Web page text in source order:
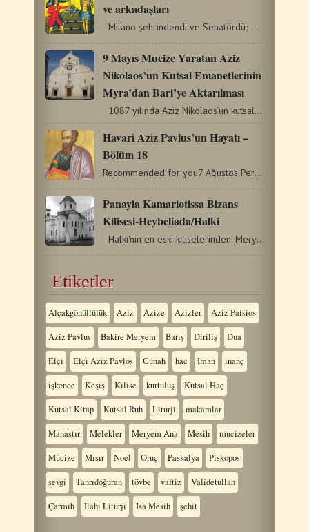
ve arkadaşları
Milano şehrindendi ve Senatördü; Mesih inancı için…
9 Mayıs Mucize Yaratan Aziz
Nikolaos’un Kutsal Emanetlerinin
Myra’dan Bari’ye Aktarılması
1087 yılında Aziz Nikolaos’un kutsal emanetleri Müslümanların…
Havari Aziz Pavlus’un Hayatı –
Bölüm 18
Recommended for you7 Ağustos Persia şehidi Dometius ve 2 öğrencisi6…
Panayia Kamariotissa Bizans
Kilisesi-Heybeliada/Halki
Halki'nin en eski kiliselerinden. Meryem Ana'ya ithaf edilmiş.…
Etiketler
Alçakgönüllülük Aziz Azize Azizler Aziz Paisios
Aziz Pavlus Bakire Meryem Barış Diriliş Dua
Elçi Elçi Aziz Pavlos Günah hac Iman inanç
işkence Keşiş Kilise kurtuluş Kutsal Haç
Kutsal Kitap Kutsal Ruh Liturji makamlar
Manastır Melekler Meryem Ana Mesih mucizeler
Mücize Mısır Noel Oruç Paskalya Piskopos
sevgi Tanrıdoğuran tövbe vaftiz Validetullah
Çarmıh İlahi Liturji İsa Mesih şehit